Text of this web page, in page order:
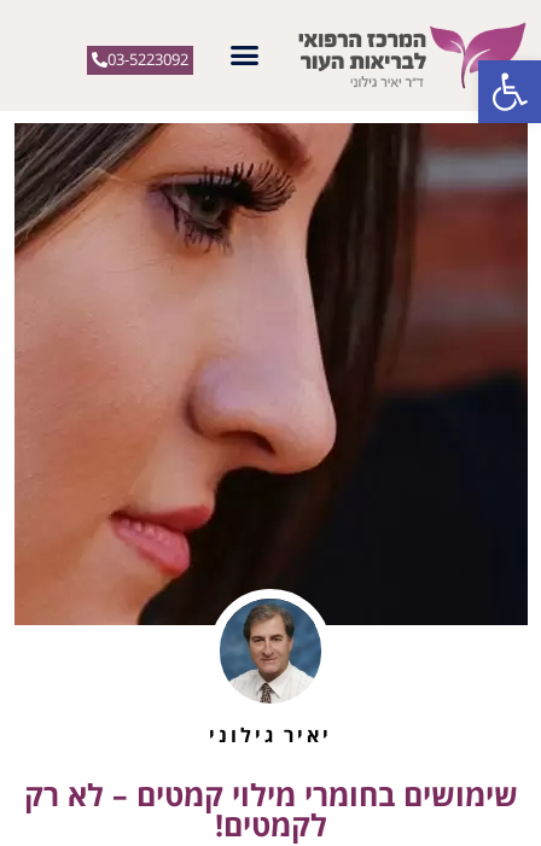
פתח סרגל נגישות 03-5223092
יאיר גילוני
שימושים בחומרי מילוי קמטים – לא רק
לקמטים!